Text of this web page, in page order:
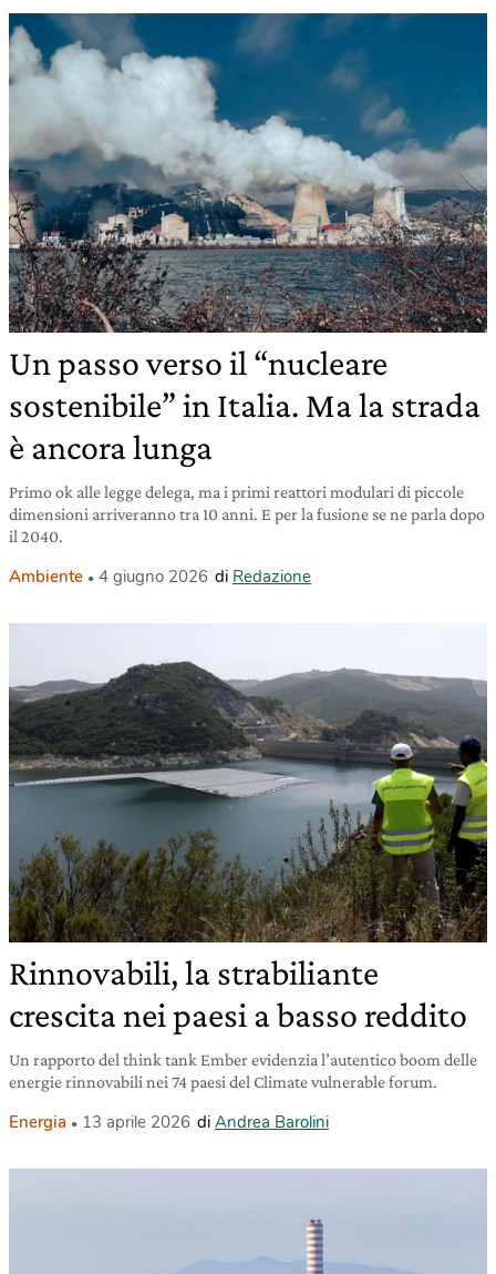
Un passo verso il “nucleare
sostenibile” in Italia. Ma la strada
è ancora lunga
Primo ok alle legge delega, ma i primi reattori modulari di piccole
dimensioni arriveranno tra 10 anni. E per la fusione se ne parla dopo
il 2040.
Ambiente 4 giugno 2026 di Redazione
Rinnovabili, la strabiliante
crescita nei paesi a basso reddito
Un rapporto del think tank Ember evidenzia l’autentico boom delle
energie rinnovabili nei 74 paesi del Climate vulnerable forum.
Energia 13 aprile 2026 di Andrea Barolini